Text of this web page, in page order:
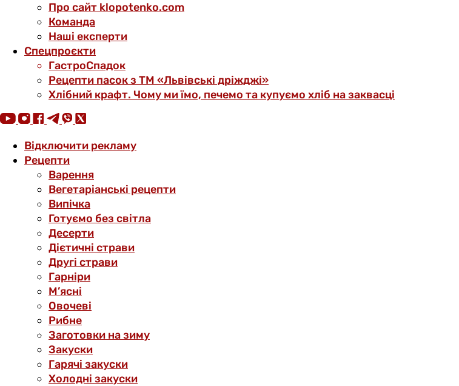
Про сайт klopotenko.com
Команда
Наші експерти
Спецпроєкти
ГастроСпадок
Рецепти пасок з ТМ «Львівські дріжджі»
Хлібний крафт. Чому ми їмо, печемо та купуємо хліб на заквасці
Відключити рекламу
Рецепти
Варення
Вегетаріанські рецепти
Випічка
Готуємо без світла
Десерти
Дієтичні страви
Другі страви
Гарніри
М’ясні
Овочеві
Рибне
Заготовки на зиму
Закуски
Гарячі закуски
Холодні закуски